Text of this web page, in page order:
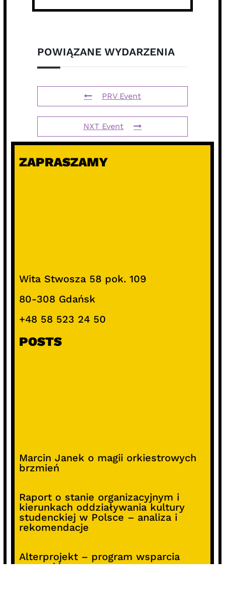
POWIĄZANE WYDARZENIA
PRV Event
NXT Event
ZAPRASZAMY
Wita Stwosza 58 pok. 109
80-308 Gdańsk
+48 58 523 24 50
POSTS
Marcin Janek o magii orkiestrowych
brzmień
Raport o stanie organizacyjnym i
kierunkach oddziaływania kultury
studenckiej w Polsce – analiza i
rekomendacje
Alterprojekt – program wsparcia
pomysłów